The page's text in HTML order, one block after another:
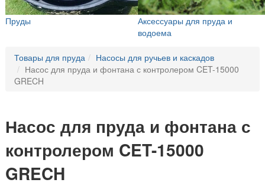
Пруды
Аксессуары для пруда и
водоема
Товары для пруда
Насосы для ручьев и каскадов
Насос для пруда и фонтана с контролером CET-15000
GRECH
Насос для пруда и фонтана с
контролером CET-15000
GRECH